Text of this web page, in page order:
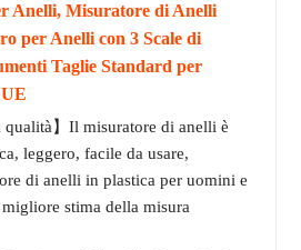
Anelli, Misuratore di Anelli
per Anelli con 3 Scale di
Taglie Standard per
qualità】Il misuratore di anelli è
leggero, facile da usare,
di anelli in plastica per uomini e
stima della misura